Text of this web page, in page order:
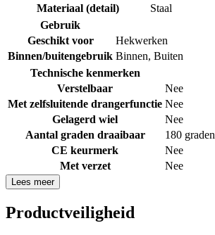
Materiaal (detail)
Staal
Gebruik
Geschikt voor
Hekwerken
Binnen/buitengebruik Binnen, Buiten
Technische kenmerken
Verstelbaar
Nee
Met zelfsluitende drangerfunctie Nee
Gelagerd wiel
Nee
Aantal graden draaibaar
180 graden
CE keurmerk
Nee
Met verzet
Nee
Lees meer
Productveiligheid